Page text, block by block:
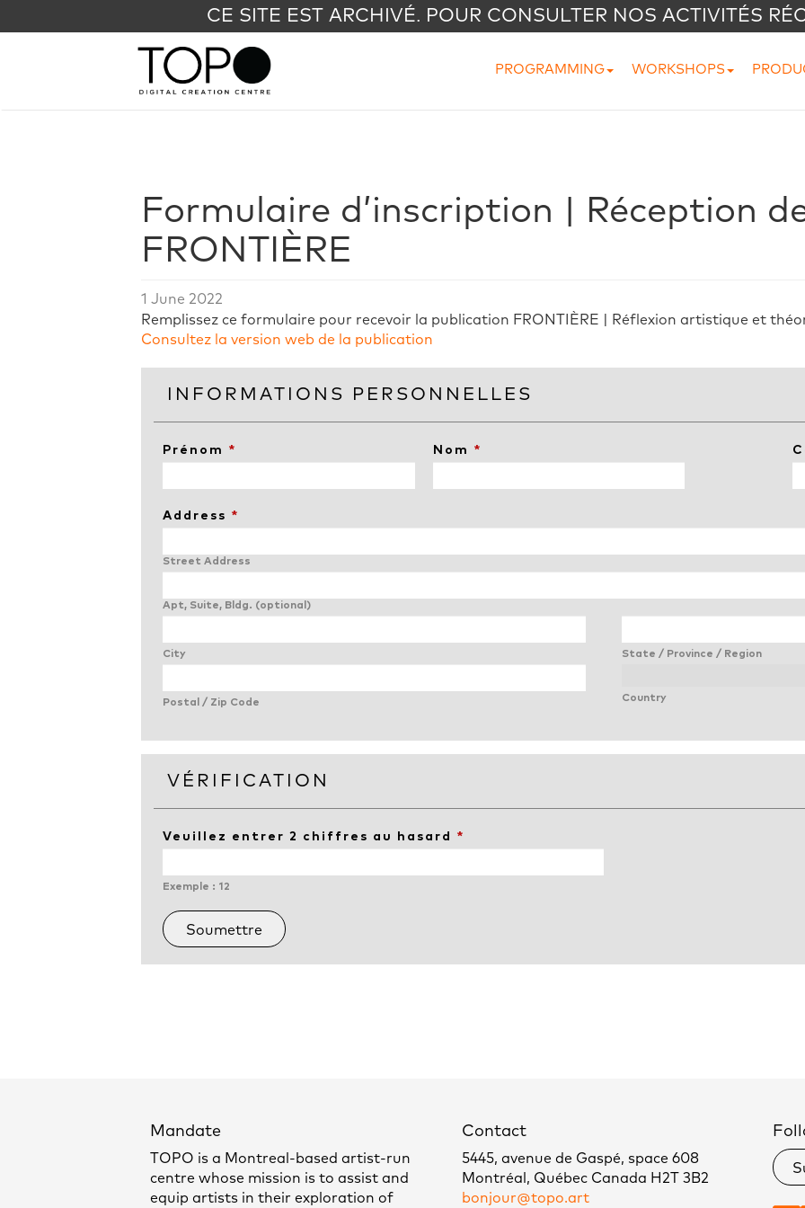
CE SITE EST ARCHIVÉ. POUR CONSULTER NOS ACTIVITÉS
PROGRAMMING WORKSHOPS
Formulaire d’inscription | Réception
FRONTIÈRE
1 June 2022
Remplissez ce formulaire pour recevoir la publication FRONTIÈRE | Réflexion artistique et
Consultez la version web de la publication
INFORMATIONS PERSONNELLES
Prénom * Nom *
Address *
Street Address
Apt, Suite, Bldg. (optional)
City State / Province / Region
Postal / Zip Code Country
VÉRIFICATION
Veuillez entrer 2 chiffres au hasard *
Exemple : 12
Mandate
TOPO is a Montreal-based artist-run
centre whose mission is to assist and
equip artists in their exploration of
Contact
5445, avenue de Gaspé, space 608
Montréal, Québec Canada H2T 3B2
bonjour@topo.art